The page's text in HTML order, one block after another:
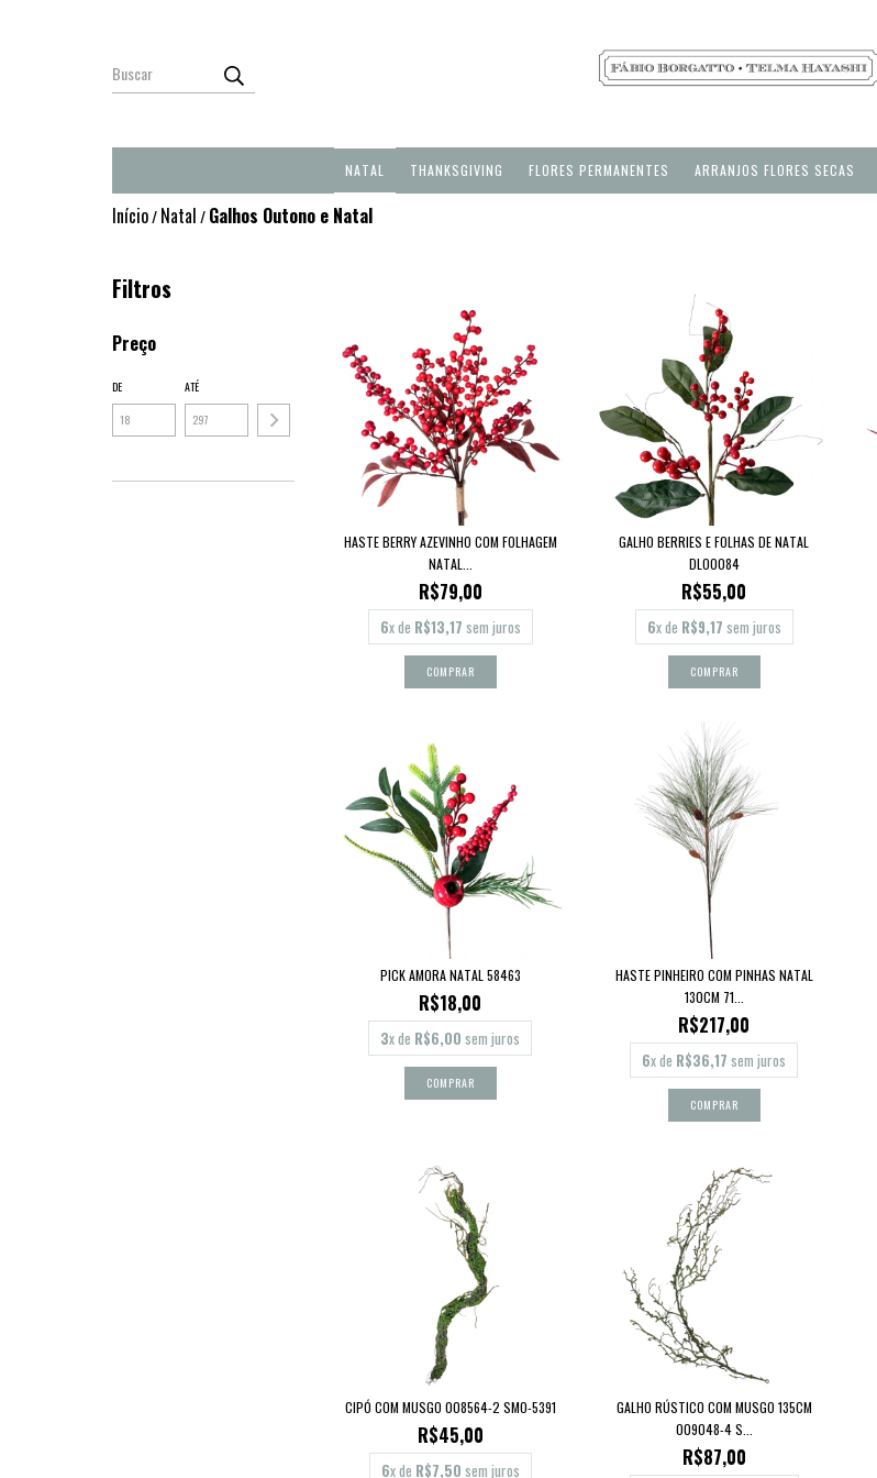
NATAL THANKSGIVING FLORES PERMANENTES ARRANJOS FLORES SECAS
Início/Natal/Galhos Outono e Natal
Filtros
Preço
DE ATÉ
HASTE BERRY AZEVINHO COM FOLHAGEM
NATAL...
R$79,00
6x de R$13,17 sem juros
GALHO BERRIES E FOLHAS DE NATAL
DLO0084
R$55,00
6x de R$9,17 sem juros
PICK AMORA NATAL 58463
R$18,00
3x de R$6,00 sem juros
HASTE PINHEIRO COM PINHAS NATAL
130CM 71...
R$217,00
6x de R$36,17 sem juros
CIPÓ COM MUSGO 008564-2 SMO-5391
R$45,00
6x de R$7,50 sem juros
GALHO RÚSTICO COM MUSGO 135CM
009048-4 S...
R$87,00